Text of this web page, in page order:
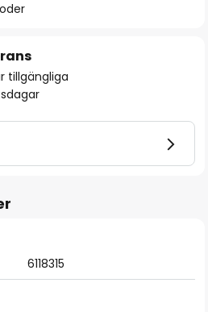
tillgängliga
6118315